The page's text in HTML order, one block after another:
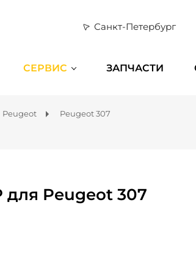
Санкт-Петербург
СЕРВИС ЗАПЧАСТИ
Peugeot Peugeot 307
для Peugeot 307